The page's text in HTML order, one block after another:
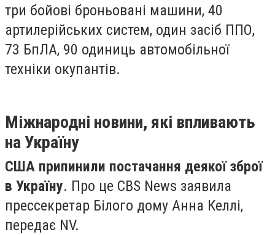
три бойові броньовані машини, 40
артилерійських систем, один засіб ППО,
73 БпЛА, 90 одиниць автомобільної
техніки окупантів.
Міжнародні новини, які впливають
на Україну
США припинили постачання деякої зброї
в Україну. Про це CBS News заявила
прессекретар Білого дому Анна Келлі,
передає NV.